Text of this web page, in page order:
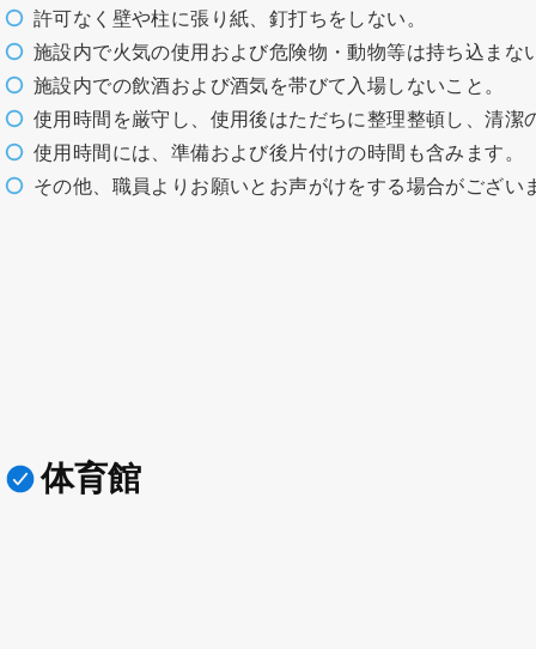
許可なく壁や柱に張り紙、釘打ちをしない。
施設内で火気の使用および危険物・動物等は持ち込まな
施設内での飲酒および酒気を帯びて入場しないこと。
使用時間を厳守し、使用後はただちに整理整頓し、清潔
使用時間には、準備および後片付けの時間も含みます。
その他、職員よりお願いとお声がけをする場合がござい
体育館